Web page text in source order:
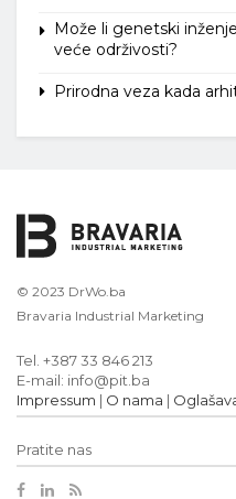
Može li genetski
veće održivosti?
Prirodna veza kada
© 2023 DrWo.ba
Bravaria Industrial Marketing
Tel. +387 33 846 213
E-mail: info@pit.ba
Impressum | O nama |
Pratite nas